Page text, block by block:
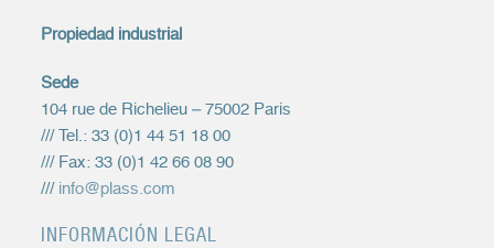
Propiedad industrial
Sede
104 rue de Richelieu – 75002 Paris
/// Tel.: 33 (0)1 44 51 18 00
/// Fax: 33 (0)1 42 66 08 90
/// info@plass.com
INFORMACIÓN LEGAL